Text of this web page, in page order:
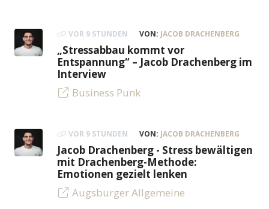
VOR 9 STUNDEN VON: JACOB DRACHENBERG
„Stressabbau kommt vor
Entspannung“ – Jacob Drachenberg im
Interview
Business Punk
VOR 9 STUNDEN VON: JACOB DRACHENBERG
Jacob Drachenberg - Stress bewältigen
mit Drachenberg-Methode:
Emotionen gezielt lenken
Augsburger Allgemeine